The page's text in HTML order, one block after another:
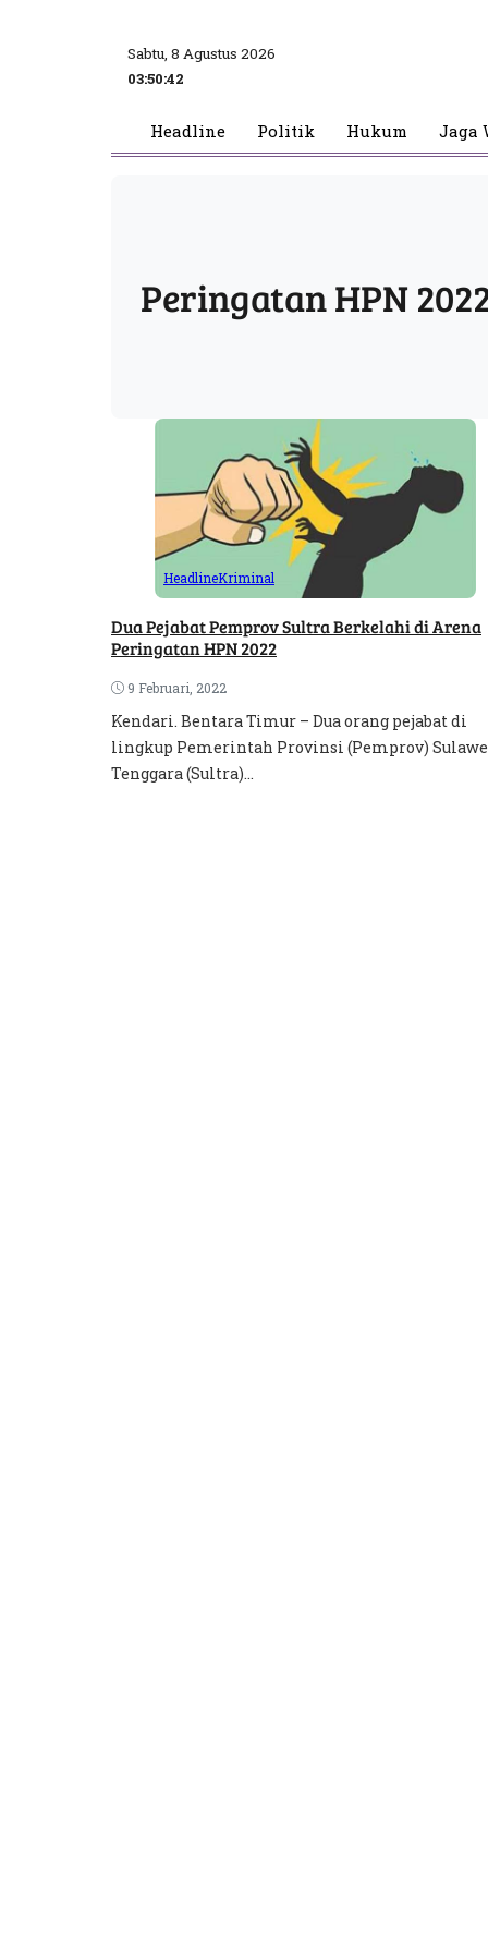
Sabtu, 8 Agustus 2026
03:50:42
Headline Politik Hukum Jaga
Peringatan HPN
HeadlineKriminal
Dua Pejabat Pemprov Sultra Berkelahi di Arena
Peringatan HPN 2022
9 Februari, 2022
Kendari. Bentara Timur – Dua orang pejabat di
lingkup Pemerintah Provinsi (Pemprov)
Tenggara (Sultra)...